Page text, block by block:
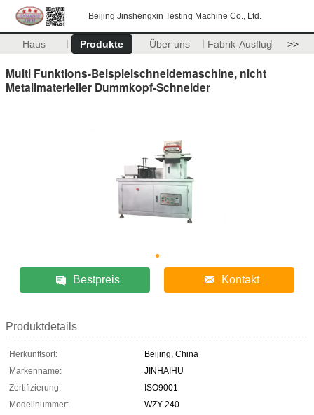
Beijing Jinshengxin Testing Machine Co., Ltd.
Haus Produkte Über uns Fabrik-Ausflug >>
Multi Funktions-Beispielschneidemaschine, nicht
Metallmaterieller Dummkopf-Schneider
Bestpreis Kontakt
Produktdetails
Herkunftsort:
Beijing, China
Markenname:
JINHAIHU
Zertifizierung:
ISO9001
Modellnummer:
WZY-240